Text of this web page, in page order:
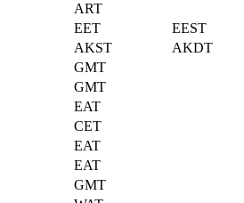
ART
EET EEST
AKST AKDT
GMT
GMT
EAT
CET
EAT
EAT
GMT